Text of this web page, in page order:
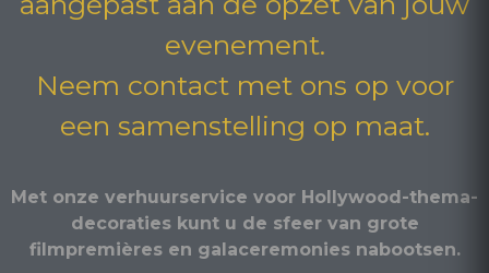
evenement.
Neem contact met ons op voor
een samenstelling op maat.
Met onze verhuurservice voor Hollywood-thema-
decoraties kunt u de sfeer van grote
filmpremières en galaceremonies nabootsen.